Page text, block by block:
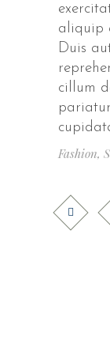
aliquip
Duis
cillum
Fashion,